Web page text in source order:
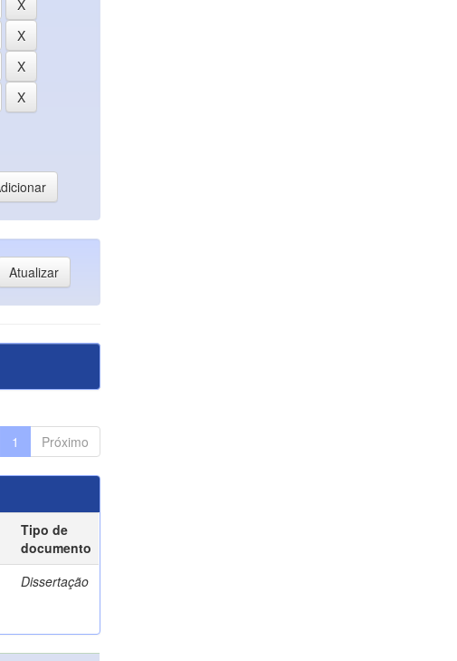
1 Próximo
Tipo de
documento
Dissertação